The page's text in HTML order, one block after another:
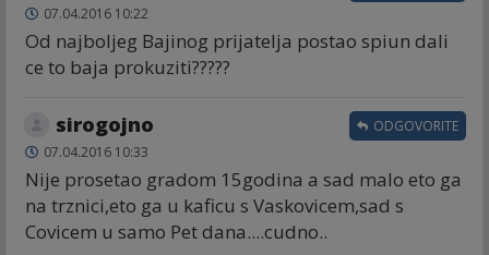
07.04.2016 10:22
Od najboljeg Bajinog prijatelja postao spiun dali
ce to baja prokuziti?????
sirogojno
07.04.2016 10:33
Nije prosetao gradom 15godina a sad malo eto ga
na trznici,eto ga u kaficu s Vaskovicem,sad s
Covicem u samo Pet dana....cudno..
ODGOVORITE